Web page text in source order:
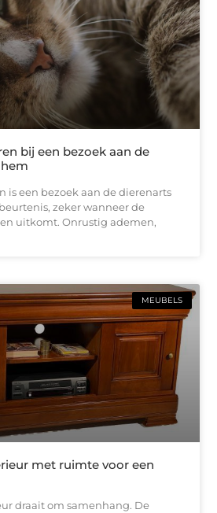
bij een bezoek aan de
is een bezoek aan de dierenarts
zeker wanneer de
uitkomt. Onrustig ademen,
MEUBELS
met ruimte voor een
draait om samenhang. De